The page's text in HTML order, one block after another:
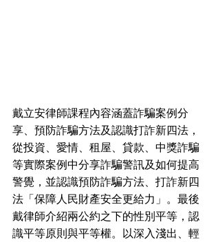
戴立安律師課程內容涵蓋詐騙案例分
享、預防詐騙方法及認識打詐新四法，
從投資、愛情、租屋、貸款、中獎詐騙
等實際案例中分享詐騙警訊及如何提高
警覺，並認識預防詐騙方法、打詐新四
法「保障人民財產安全更給力」。最後
戴律師介紹兩公約之下的性別平等，認
識平等原則與平等權。以深入淺出、輕